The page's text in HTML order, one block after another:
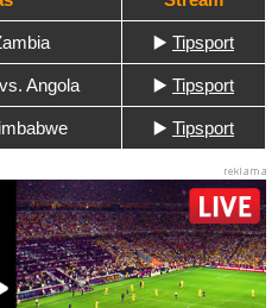
▶️ Tipsport
Angola ▶️ Tipsport
▶️ Tipsport